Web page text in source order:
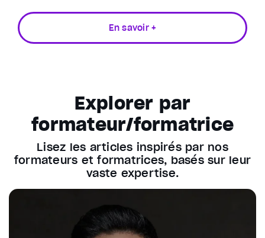
En savoir +
Explorer par
formateur/formatrice
Lisez les articles inspirés par nos
formateurs et formatrices, basés sur leur
vaste expertise.